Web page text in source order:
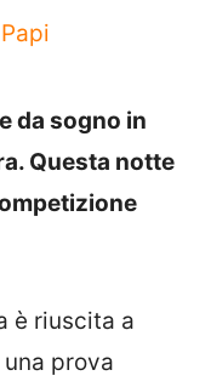
da sogno in
Questa notte
è riuscita a
prova